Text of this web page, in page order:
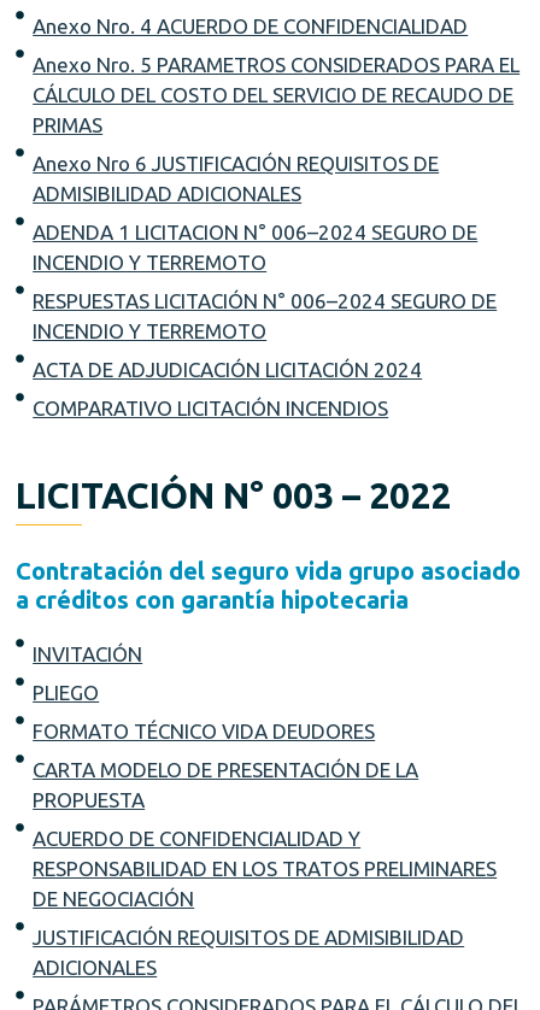
Anexo Nro. 4 ACUERDO DE CONFIDENCIALIDAD
Anexo Nro. 5 PARAMETROS CONSIDERADOS PARA EL
CÁLCULO DEL COSTO DEL SERVICIO DE RECAUDO DE
PRIMAS
Anexo Nro 6 JUSTIFICACIÓN REQUISITOS DE
ADMISIBILIDAD ADICIONALES
ADENDA 1 LICITACION N° 006–2024 SEGURO DE
INCENDIO Y TERREMOTO
RESPUESTAS LICITACIÓN N° 006–2024 SEGURO DE
INCENDIO Y TERREMOTO
ACTA DE ADJUDICACIÓN LICITACIÓN 2024
COMPARATIVO LICITACIÓN INCENDIOS
LICITACIÓN N° 003 – 2022
Contratación del seguro vida grupo asociado
a créditos con garantía hipotecaria
INVITACIÓN
PLIEGO
FORMATO TÉCNICO VIDA DEUDORES
CARTA MODELO DE PRESENTACIÓN DE LA
PROPUESTA
ACUERDO DE CONFIDENCIALIDAD Y
RESPONSABILIDAD EN LOS TRATOS PRELIMINARES
DE NEGOCIACIÓN
JUSTIFICACIÓN REQUISITOS DE ADMISIBILIDAD
ADICIONALES